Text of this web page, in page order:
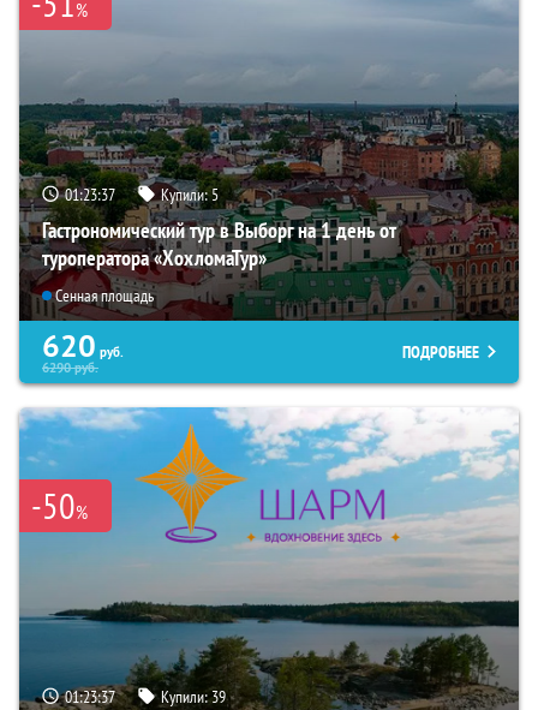
%
01:23:35 Купили:5
Гастрономический тур в Выборг на 1 день от
туроператора «ХохломаТур»
Сенная площадь
620 руб.
6290руб.
ПОДРОБНЕЕ
-50%
01:23:35 Купили:39